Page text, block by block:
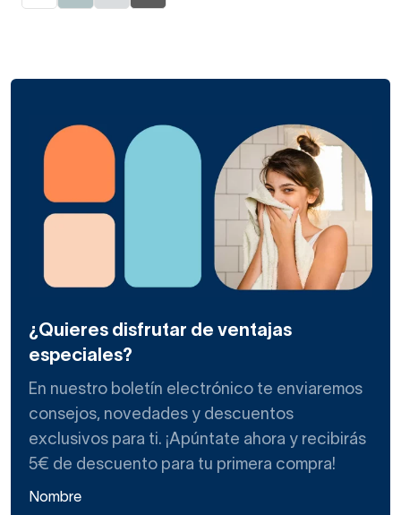
¿Quieres disfrutar de ventajas
especiales?
En nuestro boletín electrónico te enviaremos
consejos, novedades y descuentos
exclusivos para ti. ¡Apúntate ahora y recibirás
5€ de descuento para tu primera compra!
Nombre